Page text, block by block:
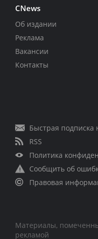
CNews
Об издании
Реклама
Вакансии
Контакты
Быстрая подписка
RSS
Политика
Сообщить об
Правовая
Материалы,
рекламой